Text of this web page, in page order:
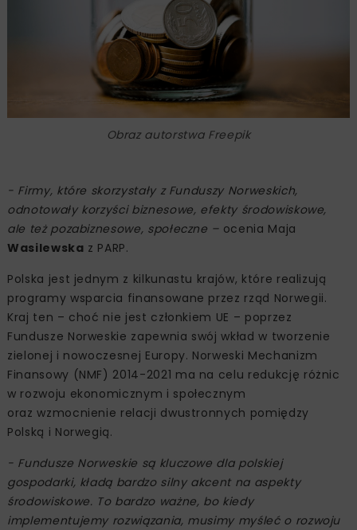
Obraz autorstwa Freepik
- Firmy, które skorzystały z Funduszy Norweskich,
odnotowały korzyści biznesowe, efekty środowiskowe,
ale też pozabiznesowe, społeczne – ocenia Maja
Wasilewska z PARP.
Polska jest jednym z kilkunastu krajów, które realizują
programy wsparcia finansowane przez rząd Norwegii.
Kraj ten – choć nie jest członkiem UE – poprzez
Fundusze Norweskie zapewnia swój wkład w tworzenie
zielonej i nowoczesnej Europy. Norweski Mechanizm
Finansowy (NMF) 2014-2021 ma na celu redukcję różnic
w rozwoju ekonomicznym i społecznym
oraz wzmocnienie relacji dwustronnych pomiędzy
Polską i Norwegią.
- Fundusze Norweskie są kluczowe dla polskiej
gospodarki, kładą bardzo silny akcent na aspekty
środowiskowe. To bardzo ważne, bo kiedy
implementujemy rozwiązania, musimy myśleć o rozwoju